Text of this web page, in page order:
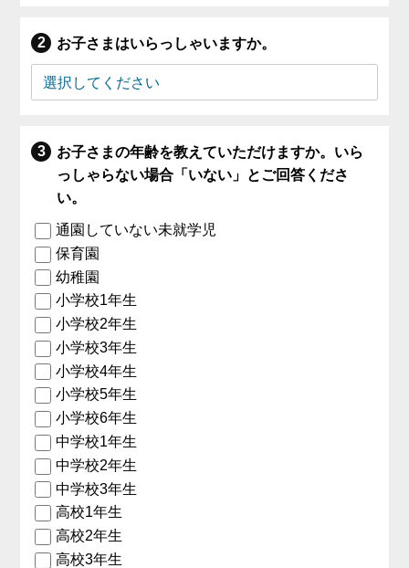
お子さまはいらっしゃいますか。
お子さまの年齢を教えていただけますか。いら
っしゃらない場合「いない」とご回答くださ
い。
通園していない未就学児
保育園
幼稚園
小学校1年生
小学校2年生
小学校3年生
小学校4年生
小学校5年生
小学校6年生
中学校1年生
中学校2年生
中学校3年生
高校1年生
高校2年生
高校3年生